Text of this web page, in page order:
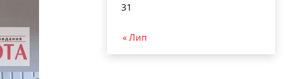
31
« Лип